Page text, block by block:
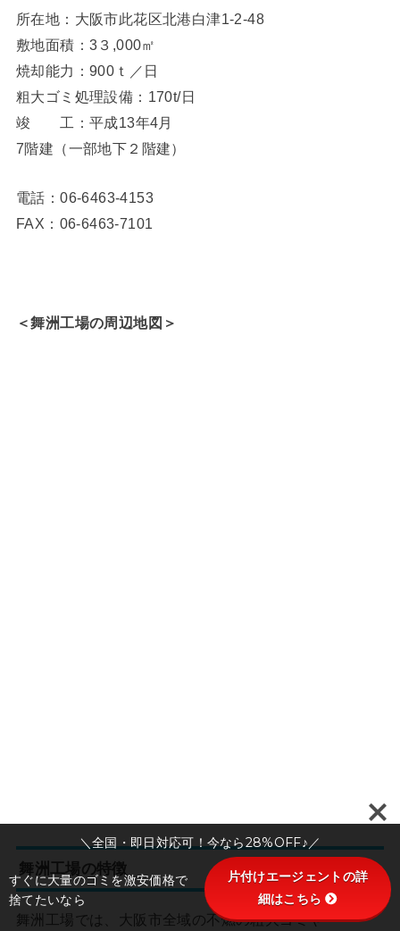
所在地：大阪市此花区北港白津1-2-48
敷地面積：3３,000㎡
焼却能力：900ｔ／日
粗大ゴミ処理設備：170t/日
竣 工：平成13年4月
7階建（一部地下２階建）
電話：06-6463-4153
FAX：06-6463-7101
＜舞洲工場の周辺地図＞
舞洲工場の特徴
舞洲工場では、大阪市全域の不燃の粗大ゴミや
＼全国・即日対応可！今なら28%OFF♪／
すぐに大量のゴミを激安価格で
捨てたいなら
片付けエージェントの詳
細はこちら